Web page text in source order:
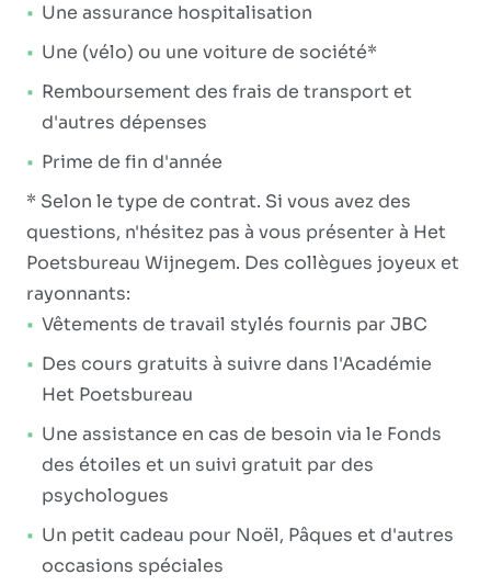
Une assurance hospitalisation
Une (vélo) ou une voiture de société*
Remboursement des frais de transport et
d'autres dépenses
Prime de fin d'année
* Selon le type de contrat. Si vous avez des
questions, n'hésitez pas à vous présenter à Het
Poetsbureau Wijnegem. Des collègues joyeux et
rayonnants:
Vêtements de travail stylés fournis par JBC
Des cours gratuits à suivre dans l'Académie
Het Poetsbureau
Une assistance en cas de besoin via le Fonds
des étoiles et un suivi gratuit par des
psychologues
Un petit cadeau pour Noël, Pâques et d'autres
occasions spéciales